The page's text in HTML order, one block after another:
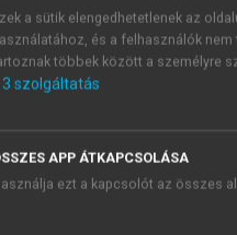
kezelés célja a beteg
és nadrágpelenkák
a sütik elengedhetetlenek az
és a felhasználók
többek között a személyre
3 szolgáltatás
APP ÁTKAPCSOLÁSA
ezt a kapcsolót az összes